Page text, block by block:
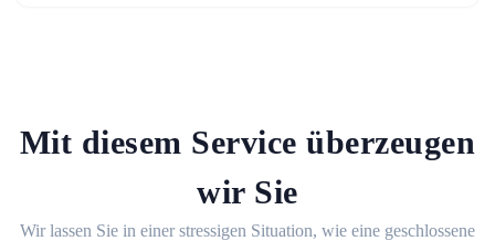
Mit diesem Service überzeugen
wir Sie
Wir lassen Sie in einer stressigen Situation, wie eine geschlossene